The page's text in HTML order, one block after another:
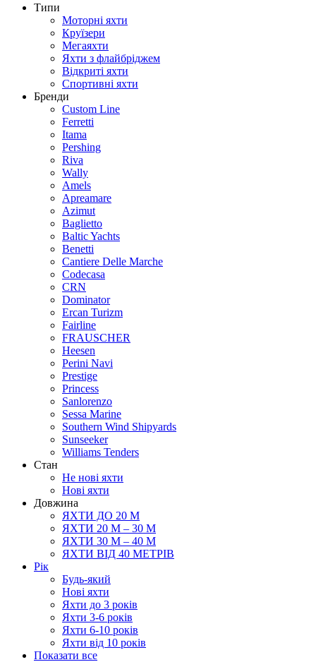
Типи
Моторні яхти
Круїзери
Мегаяхти
Яхти з флайбріджем
Відкриті яхти
Спортивні яхти
Бренди
Custom Line
Ferretti
Itama
Pershing
Riva
Wally
Amels
Apreamare
Azimut
Baglietto
Baltic Yachts
Benetti
Сantiere Delle Marche
Codecasa
CRN
Dominator
Ercan Turizm
Fairline
FRAUSCHER
Heesen
Perini Navi
Prestige
Princess
Sanlorenzo
Sessa Marine
Southern Wind Shipyards
Sunseeker
Williams Tenders
Cтан
Не нові яхти
Нові яхти
Довжина
ЯХТИ ДО 20 М
ЯХТИ 20 М – 30 М
ЯХТИ 30 М – 40 М
ЯХТИ ВІД 40 МЕТРІВ
Рік
Будь-який
Нові яхти
Яхти до 3 років
Яхти 3-6 рокiв
Яхти 6-10 рокiв
Яхти від 10 років
Показати все